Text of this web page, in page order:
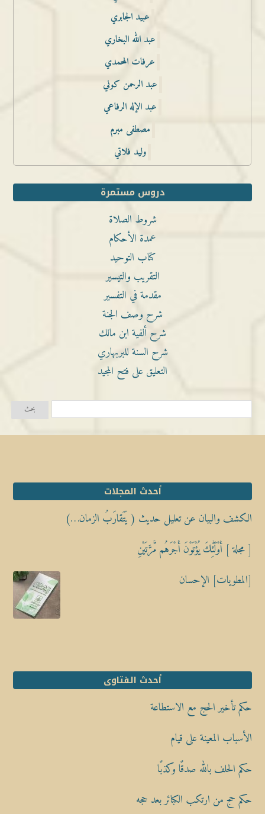
عبيد الجابري
عبد الله البخاري
عرفات المحمدي
عبد الرحمن كوني
عبد الإله الرفاعي
مصطفى مبرم
وليد فلاتي
دروس مستمرة
شروط الصلاة
عمدة الأحكام
كتاب التوحيد
التقريب والتيسير
مقدمة في التفسير
شرح وصف الجنة
شرح ألفية ابن مالك
شرح السنة للبربهاري
التعليق على فتح المجيد
أحدث المجلات
الكشف والبيان عن تعليل حديث ( يَتَقارَبُ الزمان…)
[ مجلة ] أُوْلَٰٓئِكَ يُؤْتَوْنَ أَجْرَهُم مَّرَّتَيْنِ
[المطويات] الإحسان
أحدث الفتاوى
حكم تأخير الحج مع الاستطاعة
الأسباب المعينة على قيام
حكم الحلف بالله صدقًا وكذبًا
حكم حج من ارتكب الكبائر بعد حجه